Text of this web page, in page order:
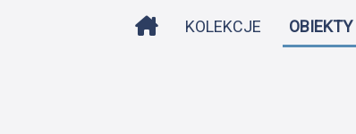
STRONA DOMOWA
KOLEKCJE OBIEKTY